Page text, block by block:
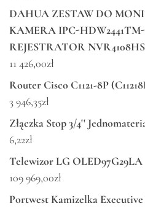
DAHUA ZESTAW DO
KAMERA IPC-HDW2441TM-
REJESTRATOR
11 426,00zł
Router Cisco C1121-8P
3 946,35zł
Złączka Stop 3/4''
6,22zł
Telewizor LG OLED97G29LA
109 969,00zł
Portwest Kamizelka Executive